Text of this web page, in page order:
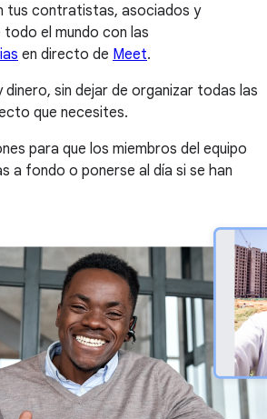
tus contratistas, asociados y
el mundo con las
en directo de Meet.
sin dejar de organizar todas las
que necesites.
para que los miembros del equipo
a fondo o ponerse al día si se han